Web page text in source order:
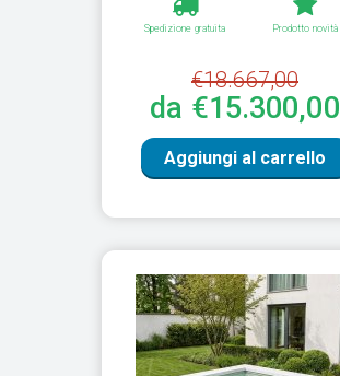
Spedizione gratuita Prodotto novità
€18.667,00
da €15.300,00
Aggiungi al carrello